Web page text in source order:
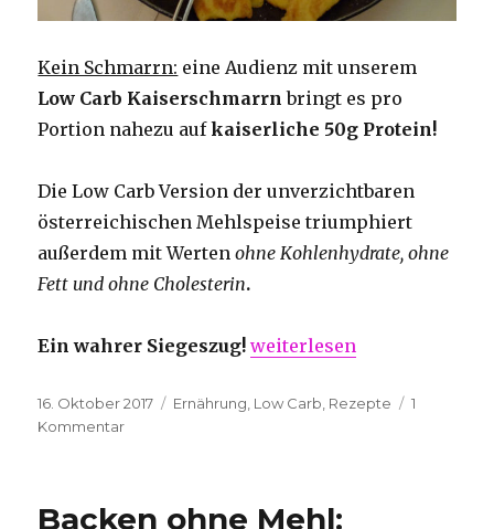
Kein Schmarrn: eine Audienz mit unserem
Low Carb Kaiserschmarrn bringt es pro
Portion nahezu aufkaiserliche 50g Protein!
Die Low Carb Version der unverzichtbaren
österreichischen Mehlspeise triumphiert
außerdem mit Wertenohne Kohlenhydrate, ohne
Fett und ohne Cholesterin.
Ein wahrer Siegeszug! „Low-Carb-
weiterlesen
Veröffentlicht
am
16. Oktober 2017 Kategorien
Ernährung Low Carb Rezepte
1
Kommentarzu
Backen ohne Mehl: